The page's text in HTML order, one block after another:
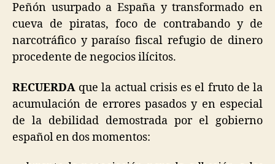
Peñón usurpado a España y transformado en
cueva de piratas, foco de contrabando y de
narcotráfico y paraíso fiscal refugio de dinero
procedente de negocios ilícitos.
RECUERDA que la actual crisis es el fruto de la
acumulación de errores pasados y en especial
de la debilidad demostrada por el gobierno
español en dos momentos: